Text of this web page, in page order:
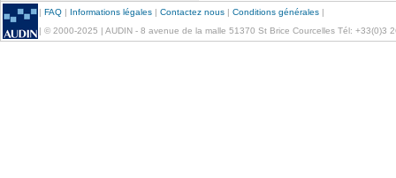
| FAQ | Informations légales | Contactez nous | Conditions générales |
| © 2000-2025 | AUDIN - 8 avenue de la malle 51370 St Brice Courcelles Tél: